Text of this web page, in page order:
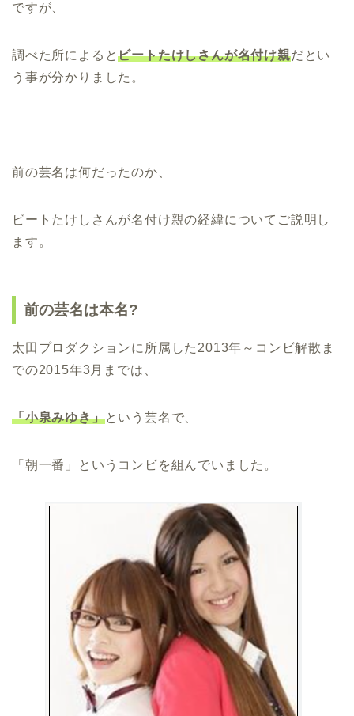
ですが、
調べた所によるとビートたけしさんが名付け親だとい
う事が分かりました。
前の芸名は何だったのか、
ビートたけしさんが名付け親の経緯についてご説明し
ます。
前の芸名は本名?
太田プロダクションに所属した2013年～コンビ解散ま
での2015年3月までは、
「小泉みゆき」という芸名で、
「朝一番」というコンビを組んでいました。